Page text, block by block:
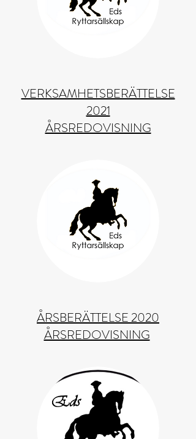
VERKSAMHETSBERÄTTELSE
2021
ÅRSREDOVISNING
ÅRSBERÄTTELSE 2020
ÅRSREDOVISNING